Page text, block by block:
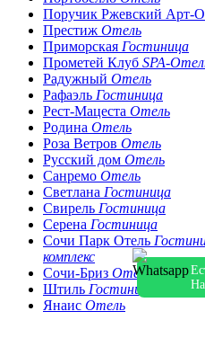
Поручик Ржевский Арт-
Престиж Отель
Приморская Гостиница
Прометей Клуб SPA-
Радужный Отель
Рафаэль Гостиница
Рест-Мацеста Отель
Родина Отель
Роза Ветров Отель
Русский дом Отель
Санремо Отель
Светлана Гостиница
Свирель Гостиница
Серена Гостиница
Сочи Парк Отель
комплекс
Сочи-Бриз Отель
Штиль Гостиница
Янаис Отель